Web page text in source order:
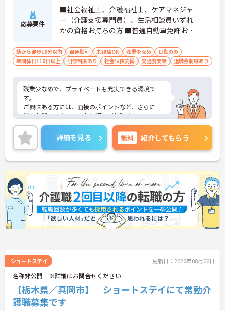
応募要件
■社会福祉士、介護福祉士、ケアマネジャ
ー（介護支援専門員）、生活相談員いずれ
かの資格お持ちの方 ■普通自動車免許お持
ちの方 ※経験のある方は尚良し
駅から徒歩10分以内 車通勤可 未経験OK 残業少なめ
日勤のみ
年間休日110日以上
研修制度あり 社会保険完備 交通費支給 退職金制度あり
残業少なめで、プライベートも充実できる環境で
す。
ご興味ある方には、面接のポイントなど、さらに詳
細をお話致しますのでお気軽にご相談ください。
詳細を見る 無料 紹介してもらう
ショートステイ 更新日：2026年08月06日
名称非公開 ※詳細はお問合せください
【栃木県／真岡市】 ショートステイにて常勤介
護職募集です